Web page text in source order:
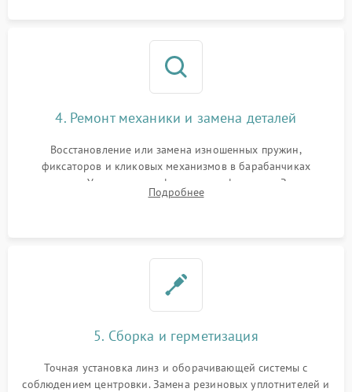
4. Ремонт механики и замена деталей
Восстановление или замена изношенных пружин,
фиксаторов и кликовых механизмов в барабанчиках
поправок. Устранение люфтов в трансфокаторе. Замена
поврежденных линз, разбитой сетки или восстановление
Подробнее
5. Сборка и герметизация
Точная установка линз и оборачивающей системы с
соблюдением центровки. Замена резиновых уплотнителей и